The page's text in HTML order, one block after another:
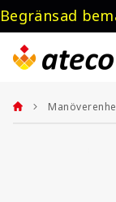
Begränsad